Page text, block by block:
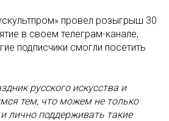
провел розыгрыш 30
в своем телеграм-канале,
подписчики смогли посетить
русского искусства и
тем, что можем не только
лично поддерживать такие